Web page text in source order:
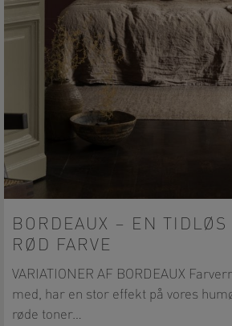
BORDEAUX – EN TIDLØS
RØD FARVE
VARIATIONER AF BORDEAUX
med, har en stor effekt på vores
røde toner…